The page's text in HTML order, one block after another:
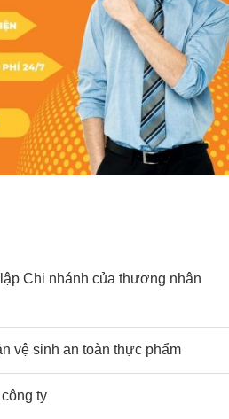
Chi nhánh của thương nhân
vệ sinh an toàn thực phẩm
ty